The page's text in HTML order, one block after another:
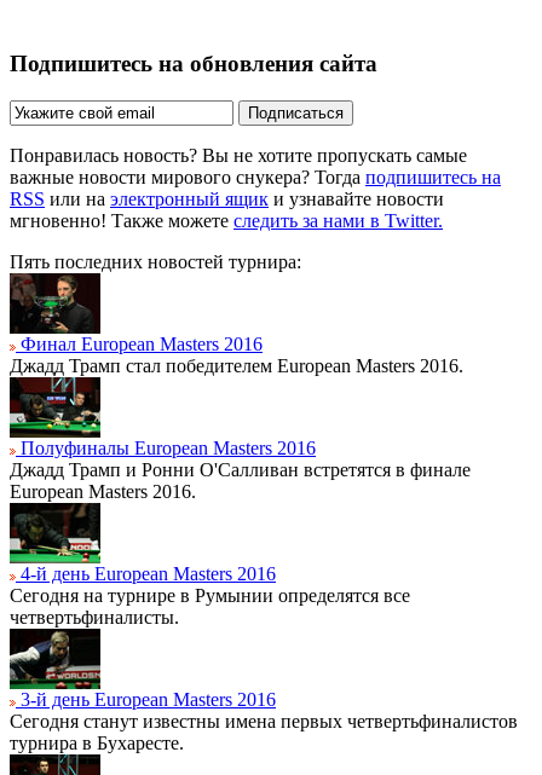
Подпишитесь на обновления сайта
Подписаться
Понравилась новость? Вы не хотите пропускать самые
важные новости мирового снукера? Тогда подпишитесь на
RSS или на электронный ящик и узнавайте новости
мгновенно! Также можете следить за нами в Twitter.
Пять последних новостей турнира:
Финал European Masters 2016
Джадд Трамп стал победителем European Masters 2016.
Полуфиналы European Masters 2016
Джадд Трамп и Ронни О'Салливан встретятся в финале
European Masters 2016.
4-й день European Masters 2016
Сегодня на турнире в Румынии определятся все
четвертьфиналисты.
3-й день European Masters 2016
Сегодня станут известны имена первых четвертьфиналистов
турнира в Бухаресте.